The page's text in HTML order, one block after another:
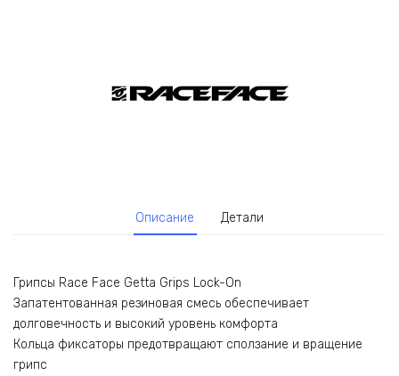
Описание Детали
Грипсы Race Face Getta Grips Lock-On
Запатентованная резиновая смесь обеспечивает
долговечность и высокий уровень комфорта
Кольца фиксаторы предотвращают сползание и вращение
грипс